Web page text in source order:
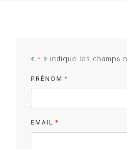
« * » indique les champs
PRÉNOM *
EMAIL *